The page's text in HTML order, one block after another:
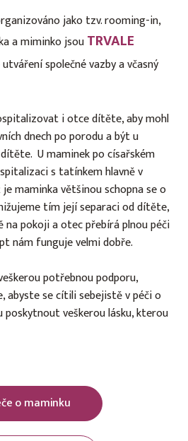
jako tzv. rooming-in,
a miminko jsouTRVALE
společné vazby a včasný
i otce dítěte, aby mohl
dnech po porodu a být u
U maminek po císařském
s tatínkem hlavně v
maminka většinou schopna se o
tím její separaci od dítěte,
pokoji a otec přebírá plnou péči
nám funguje velmi dobře.
potřebnou podporu,
abyste se cítili sebejistě v péči o
poskytnout veškerou lásku, kterou
o maminku